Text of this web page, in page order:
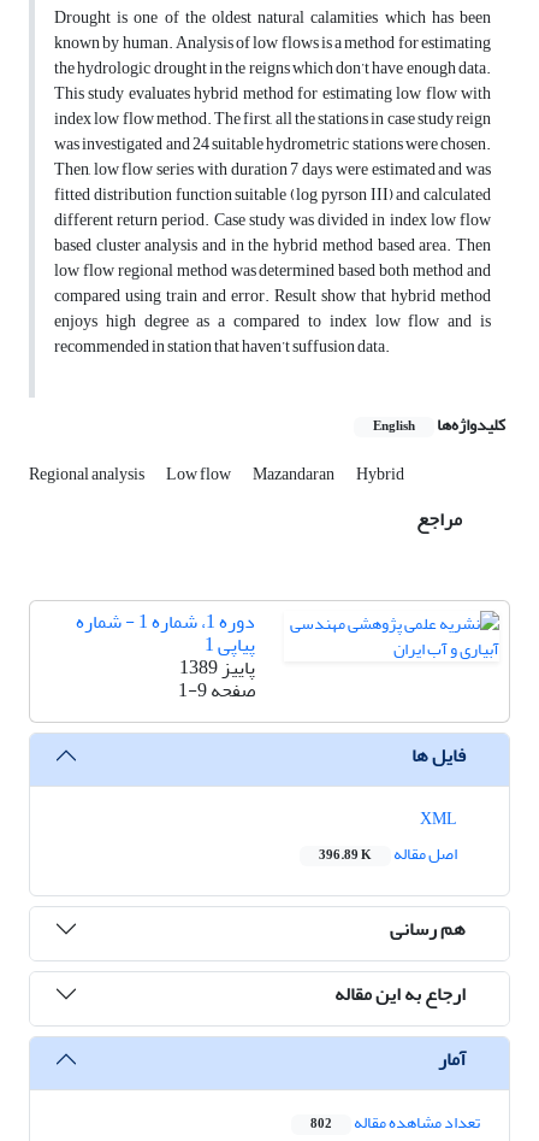
Drought is one of the oldest natural calamities which has been
known by human. Analysis of low flows is a method for estimating
the hydrologic drought in the reigns which don’t have enough data.
This study evaluates hybrid method for estimating low flow with
index low flow method. The first, all the stations in case study reign
was investigated and 24 suitable hydrometric stations were chosen.
Then, low flow series with duration 7 days were estimated and was
fitted distribution function suitable (log pyrson III) and calculated
different return period. Case study was divided in index low flow
based cluster analysis and in the hybrid method based area. Then
low flow regional method was determined based both method and
compared using train and error. Result show that hybrid method
enjoys high degree as a compared to index low flow and is
recommended in station that haven’t suffusion data.
کلیدواژه‌ها English
Regional analysis Low flow Mazandaran Hybrid
مراجع
دوره 1، شماره 1 - شماره
پیاپی 1
پاییز 1389
صفحه1-9
فایل ها
اصل مقاله
396.89 K
هم رسانی
ارجاع به این مقاله
آمار
تعداد مشاهده مقاله 802